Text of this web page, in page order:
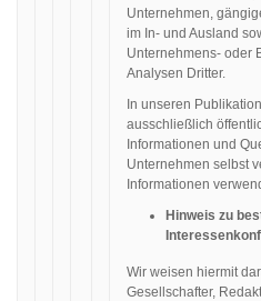
Unternehmen,
im In- und Ausland
Unternehmens- oder
Analysen Dritter.
In unseren
ausschließlich
Informationen und
Unternehmen selbst
Informationen
Hinweis zu
Wir weisen hiermit
Gesellschafter,